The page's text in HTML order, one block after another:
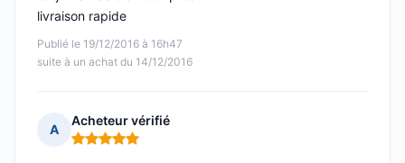
Publié le 19/12/2016 à 16h47
suite à un achat du 14/12/2016
livraison rapide
A
Acheteur vérifié
Note : 5 sur 5